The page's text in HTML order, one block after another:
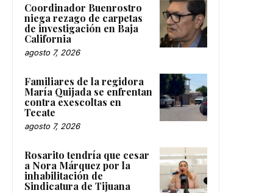
Coordinador Buenrostro
niega rezago de carpetas
de investigación en Baja
California
agosto 7, 2026
Familiares de la regidora
María Quijada se enfrentan
contra exescoltas en
Tecate
agosto 7, 2026
Rosarito tendría que cesar
a Nora Márquez por la
inhabilitación de
Sindicatura de Tijuana